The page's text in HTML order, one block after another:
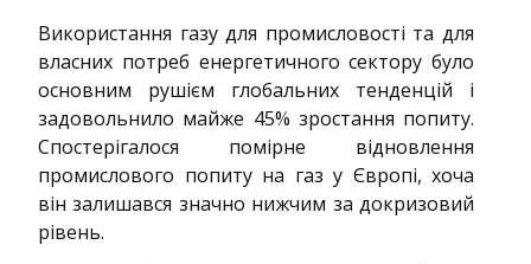
Використання газу для промисловості та для
власних потреб енергетичного сектору було
основним рушієм глобальних тенденцій і
задовольнило майже 45% зростання попиту.
Спостерігалося помірне відновлення
промислового попиту на газ у Європі, хоча
він залишався значно нижчим за докризовий
рівень.